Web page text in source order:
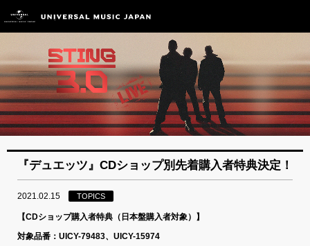
『デュエッツ』CDショップ別先着購入者特典決定！
2021.02.15 TOPICS
【CDショップ購入者特典（日本盤購入者対象）】
対象品番：UICY-79483、UICY-15974